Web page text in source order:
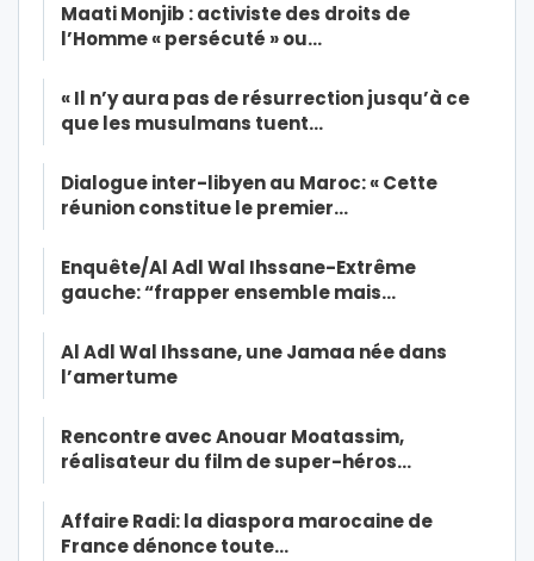
Maati Monjib : activiste des droits de
l’Homme « persécuté » ou…
« Il n’y aura pas de résurrection jusqu’à ce
que les musulmans tuent…
Dialogue inter-libyen au Maroc: « Cette
réunion constitue le premier…
Enquête/Al Adl Wal Ihssane-Extrême
gauche: “frapper ensemble mais…
Al Adl Wal Ihssane, une Jamaa née dans
l’amertume
Rencontre avec Anouar Moatassim,
réalisateur du film de super-héros…
Affaire Radi: la diaspora marocaine de
France dénonce toute…